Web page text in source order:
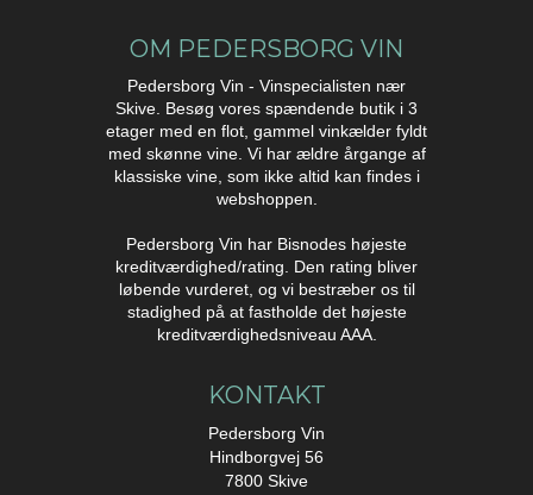
OM PEDERSBORG VIN
Pedersborg Vin - Vinspecialisten nær
Skive. Besøg vores spændende butik i 3
etager med en flot, gammel vinkælder fyldt
med skønne vine. Vi har ældre årgange af
klassiske vine, som ikke altid kan findes i
webshoppen.
Pedersborg Vin har Bisnodes højeste
kreditværdighed/rating. Den rating bliver
løbende vurderet, og vi bestræber os til
stadighed på at fastholde det højeste
kreditværdighedsniveau AAA.
KONTAKT
Pedersborg Vin
Hindborgvej 56
7800 Skive